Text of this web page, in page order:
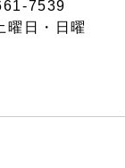
7539
曜日・日曜